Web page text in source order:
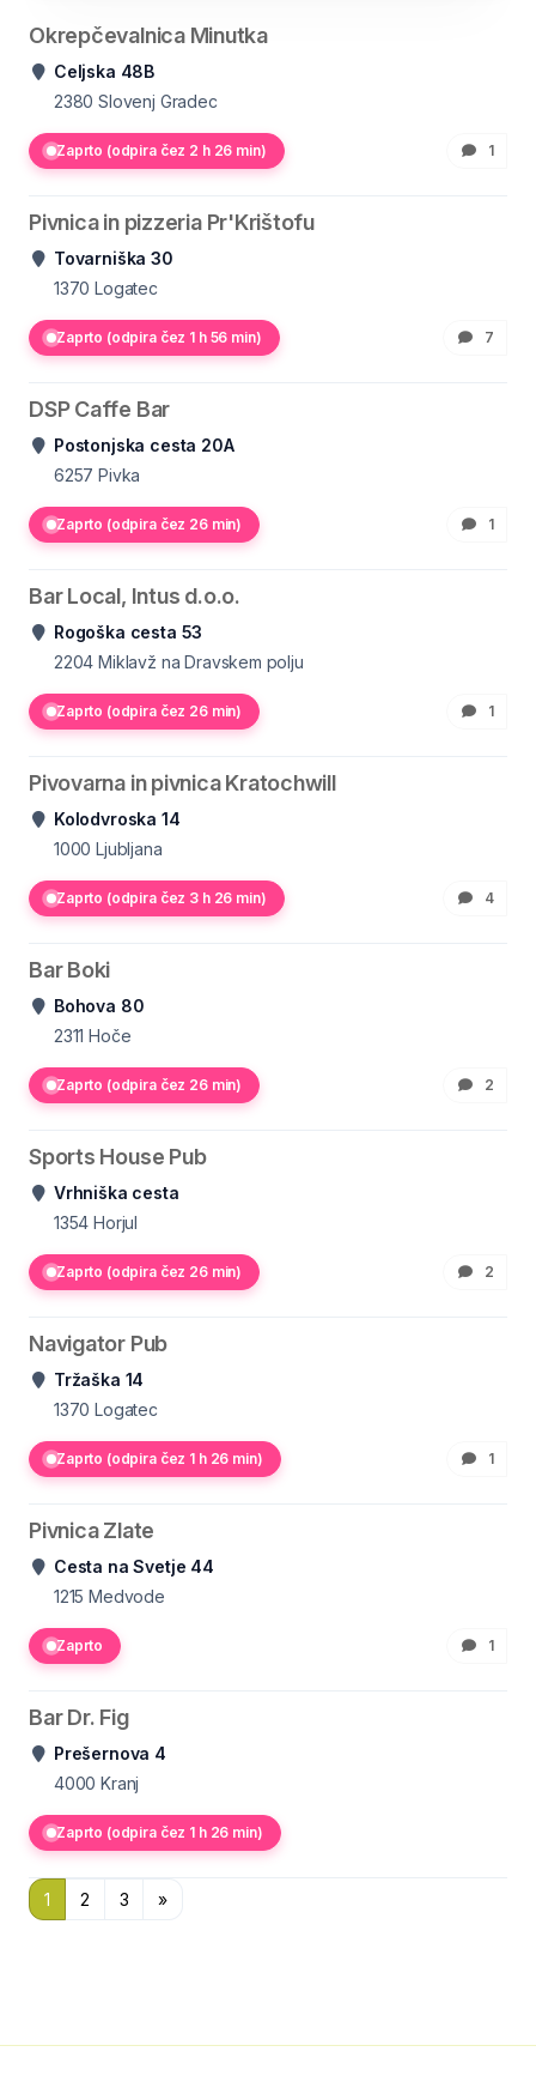
Okrepčevalnica Minutka
Celjska 48B
2380 Slovenj Gradec
Zaprto (odpira čez 2 h 26 min) 1
Pivnica in pizzeria Pr'Krištofu
Tovarniška 30
1370 Logatec
Zaprto (odpira čez 1 h 56 min) 7
DSP Caffe Bar
Postonjska cesta 20A
6257 Pivka
Zaprto (odpira čez 26 min) 1
Bar Local, Intus d.o.o.
Rogoška cesta 53
2204 Miklavž na Dravskem polju
Zaprto (odpira čez 26 min) 1
Pivovarna in pivnica Kratochwill
Kolodvroska 14
1000 Ljubljana
Zaprto (odpira čez 3 h 26 min) 4
Bar Boki
Bohova 80
2311 Hoče
Zaprto (odpira čez 26 min) 2
Sports House Pub
Vrhniška cesta
1354 Horjul
Zaprto (odpira čez 26 min) 2
Navigator Pub
Tržaška 14
1370 Logatec
Zaprto (odpira čez 1 h 26 min) 1
Pivnica Zlate
Cesta na Svetje 44
1215 Medvode
Zaprto 1
Bar Dr. Fig
Prešernova 4
4000 Kranj
Zaprto (odpira čez 1 h 26 min)
1 2 3 »